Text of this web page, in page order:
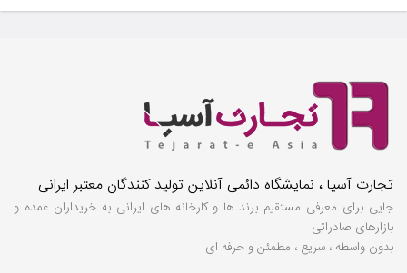
تجارت آسیا ، نمایشگاه دائمی آنلاین تولید کنندگان معتبر ایرانی
جایی برای معرفی مستقیم برند ها و کارخانه های ایرانی به خریداران عمده و
بازارهای صادراتی
بدون واسطه ، سریع ، مطمئن و حرفه ای